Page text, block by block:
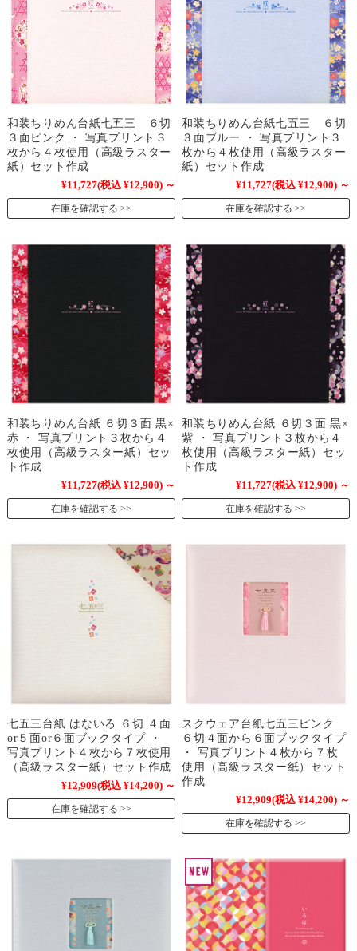
和装ちりめん台紙七五三 ６切
３面ピンク ・ 写真プリント３
枚から４枚使用（高級ラスター
紙）セット作成
¥11,727(税込 ¥12,900) ～
在庫を確認する
和装ちりめん台紙七五三 ６切
３面ブルー ・ 写真プリント３
枚から４枚使用（高級ラスター
紙）セット作成
¥11,727(税込 ¥12,900) ～
在庫を確認する
和装ちりめん台紙 ６切３面 黒×
赤 ・ 写真プリント３枚から４
枚使用（高級ラスター紙）セッ
ト作成
¥11,727(税込 ¥12,900) ～
在庫を確認する
和装ちりめん台紙 ６切３面 黒×
紫 ・ 写真プリント３枚から４
枚使用（高級ラスター紙）セッ
ト作成
¥11,727(税込 ¥12,900) ～
在庫を確認する
七五三台紙 はないろ ６切 ４面
or５面or６面ブックタイプ ・
写真プリント４枚から７枚使用
（高級ラスター紙）セット作成
¥12,909(税込 ¥14,200) ～
在庫を確認する
スクウェア台紙七五三ピンク
６切４面から６面ブックタイプ
・ 写真プリント４枚から７枚
使用（高級ラスター紙）セット
作成
¥12,909(税込 ¥14,200) ～
在庫を確認する